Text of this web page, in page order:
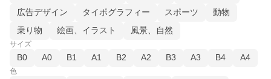
広告デザイン
タイポグラフィー スポーツ
動物
乗り物
絵画、イラスト 風景、自然
サイズ
B0 A0 B1 A1 B2 A2 B3 A3 B4 A4
色